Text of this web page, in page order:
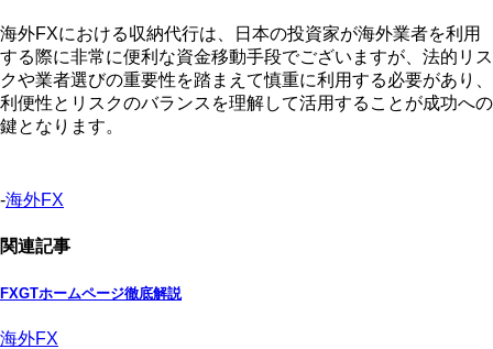
海外FXにおける収納代行は、日本の投資家が海外業者を利用
する際に非常に便利な資金移動手段でございますが、法的リス
クや業者選びの重要性を踏まえて慎重に利用する必要があり、
利便性とリスクのバランスを理解して活用することが成功への
鍵となります。
-海外FX
関連記事
FXGTホームページ徹底解説
海外FX